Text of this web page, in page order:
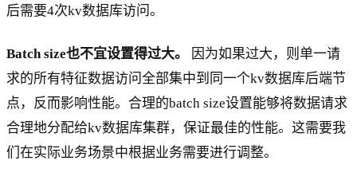
后需要4次kv数据库访问。
Batch size也不宜设置得过大。
因为如果过大，则单一请
求的所有特征数据访问全部集中到同一个kv数据库后端节
点，反而影响性能。合理的batch size设置能够将数据请求
合理地分配给kv数据库集群，保证最佳的性能。这需要我
们在实际业务场景中根据业务需要进行调整。